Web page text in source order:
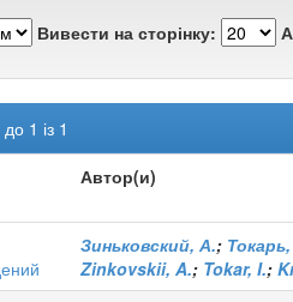
Вивести на сторінку:
1 із 1
Автор(и)
Зиньковский, А.;
Zinkovskii, A.; Tokar, I.;